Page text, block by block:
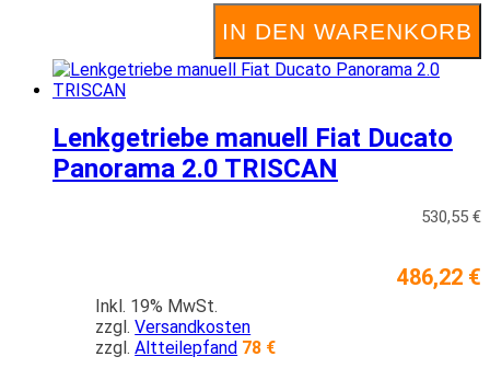
IN DEN WARENKORB
Lenkgetriebe manuell Fiat Ducato
Panorama 2.0 TRISCAN
530,55 €
486,22 €
Inkl. 19% MwSt.
zzgl.Versandkosten
zzgl.Altteilepfand 78 €